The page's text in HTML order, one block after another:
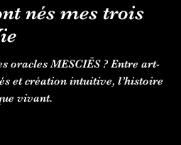
nés mes trois
oracles MESCIĒS ? Entre art-
et création intuitive, l’histoire
vivant.